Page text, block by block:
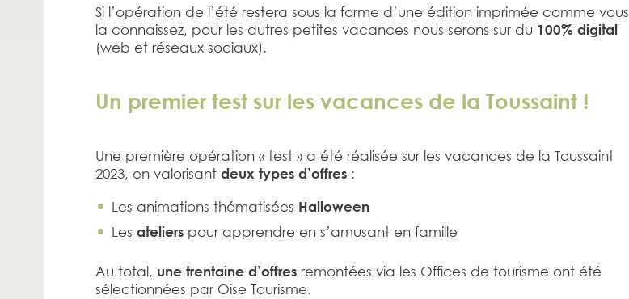
Si l’opération de l’été restera sous la forme d’une édition imprimée comme vous
la connaissez, pour les autres petites vacances nous serons sur du 100% digital
(web et réseaux sociaux).
Un premier test sur les vacances de la Toussaint !
Une première opération « test » a été réalisée sur les vacances de la Toussaint
2023, en valorisant deux types d’offres:
Les animations thématisées Halloween
Les atelierspour apprendre en s’amusant en famille
Au total, une trentaine d’offresremontées via les Offices de tourisme ont été
sélectionnées par Oise Tourisme.